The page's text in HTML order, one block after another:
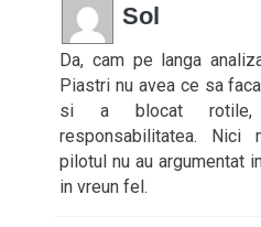
Sol
Da, cam pe langa
Piastri nu avea ce sa
si a blocat
responsabilitatea. Nici
pilotul nu au argumentat
in vreun fel.